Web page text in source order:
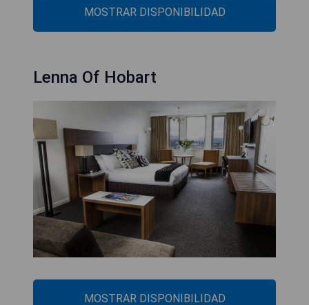
MOSTRAR DISPONIBILIDAD
Lenna Of Hobart
MOSTRAR DISPONIBILIDAD